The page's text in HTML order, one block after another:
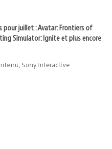
pour juillet : Avatar: Frontiers of
Simulator: Ignite et plus encore
Sony Interactive